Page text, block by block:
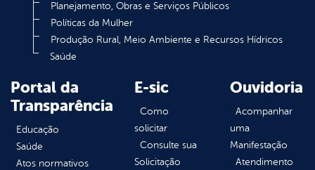
Planejamento, Obras e Serviços Públicos
Políticas da Mulher
Produção Rural, Meio Ambiente e Recursos Hídricos
Saúde
Portal da
Transparência
Educação
Saúde
Atos normativos
E-sic
Como
solicitar
Consulte sua
Solicitação
Ouvidoria
Acompanhar
uma
Manifestação
Atendimento